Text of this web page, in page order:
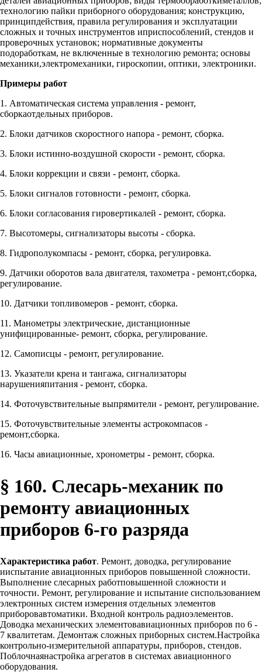
технологию пайки приборного оборудования; конструкцию,
принципдействия, правила регулирования и эксплуатации
сложных и точных инструментов иприспособлений, стендов и
проверочных установок; нормативные документы
подоработкам, не включенные в технологию ремонта; основы
механики,электромеханики, гироскопии, оптики, электроники.
Примеры работ
1. Автоматическая система управления - ремонт,
сборкаотдельных приборов.
2. Блоки датчиков скоростного напора - ремонт, сборка.
3. Блоки истинно-воздушной скорости - ремонт, сборка.
4. Блоки коррекции и связи - ремонт, сборка.
5. Блоки сигналов готовности - ремонт, сборка.
6. Блоки согласования гировертикалей - ремонт, сборка.
7. Высотомеры, сигнализаторы высоты - сборка.
8. Гидрополукомпасы - ремонт, сборка, регулировка.
9. Датчики оборотов вала двигателя, тахометра - ремонт,сборка,
регулирование.
10. Датчики топливомеров - ремонт, сборка.
11. Манометры электрические, дистанционные
унифицированные- ремонт, сборка, регулирование.
12. Самописцы - ремонт, регулирование.
13. Указатели крена и тангажа, сигнализаторы
нарушенияпитания - ремонт, сборка.
14. Фоточувствительные выпрямители - ремонт, регулирование.
15. Фоточувствительные элементы астрокомпасов -
ремонт,сборка.
16. Часы авиационные, хронометры - ремонт, сборка.
§ 160. Слесарь-механик по
ремонту авиационных
приборов 6-го разряда
Характеристика работ. Ремонт, доводка, регулирование
ииспытание авиационных приборов повышенной сложности.
Выполнение слесарных работповышенной сложности и
точности. Ремонт, регулирование и испытание сиспользованием
электронных систем измерения отдельных элементов
приборовавтоматики. Входной контроль радиоэлементов.
Доводка механических элементовавиационных приборов по 6 -
7 квалитетам. Демонтаж сложных приборных систем.Настройка
контрольно-измерительной аппаратуры, приборов, стендов.
Поблочнаянастройка агрегатов в системах авиационного
оборудования.